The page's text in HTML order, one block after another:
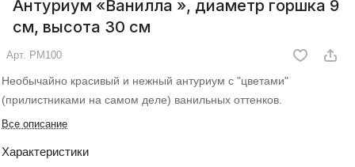
Антуриум «Ванилла », диаметр горшка 9
см, высота 30 см
Арт. РМ100
Необычайно красивый и нежный антуриум с "цветами"
(прилистниками на самом деле) ванильных оттенков.
Все описание
Характеристики